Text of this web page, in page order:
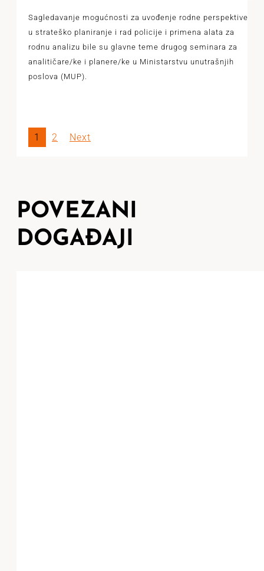
Sagledavanje mogućnosti za uvođenje rodne perspektive
u strateško planiranje i rad policije i primena alata za
rodnu analizu bile su glavne teme drugog seminara za
analitičare/ke i planere/ke u Ministarstvu unutrašnjih
poslova (MUP).
1 2 Next
POVEZANI
DOGAĐAJI